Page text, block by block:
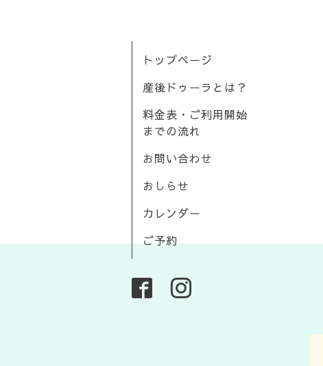
トップページ
産後ドゥーラとは？
料金表・ご利用開始
までの流れ
お問い合わせ
おしらせ
カレンダー
ご予約